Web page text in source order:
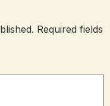
Required fields